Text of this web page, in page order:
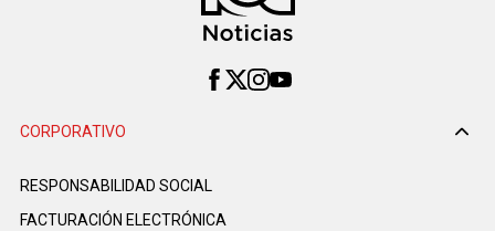
CORPORATIVO
RESPONSABILIDAD SOCIAL
FACTURACIÓN ELECTRÓNICA